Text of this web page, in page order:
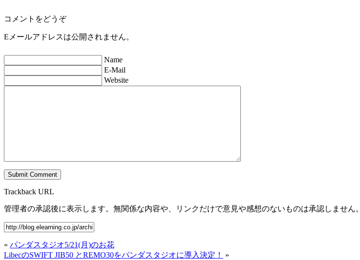
コメントをどうぞ
Eメールアドレスは公開されません。
Name
E-Mail
Website
Trackback URL
管理者の承認後に表示します。無関係な内容や、リンクだけで意見や感想のないものは承認しません。
« パンダスタジオ5/21(月)のお花
LibecのSWIFT JIB50 とREMO30をパンダスタジオに導入決定！
»